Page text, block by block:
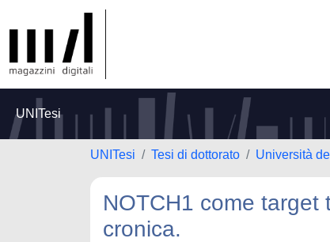
UNITesi
UNITesi Tesi di dottorato Università
NOTCH1 come
cronica.